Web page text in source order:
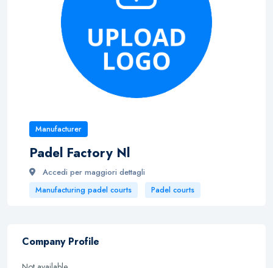
Manufacturer
Padel Factory Nl
Accedi per maggiori dettagli
Manufacturing padel courts Padel courts
Company Profile